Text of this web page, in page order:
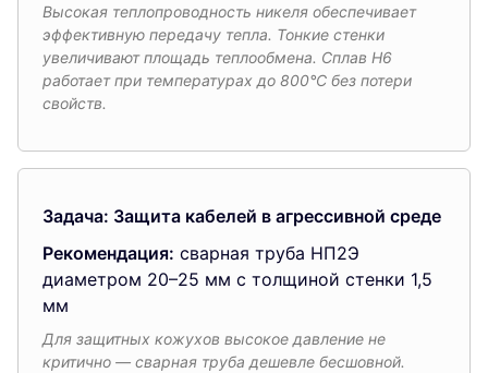
Высокая теплопроводность никеля обеспечивает
эффективную передачу тепла. Тонкие стенки
увеличивают площадь теплообмена. Сплав Н6
работает при температурах до 800°C без потери
свойств.
Задача: Защита кабелей в агрессивной среде
Рекомендация: сварная труба НП2Э
диаметром 20–25 мм с толщиной стенки 1,5
мм
Для защитных кожухов высокое давление не
критично — сварная труба дешевле бесшовной.